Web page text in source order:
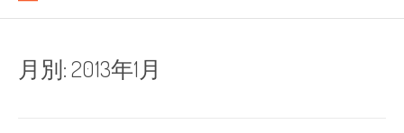
月別:2013年1月